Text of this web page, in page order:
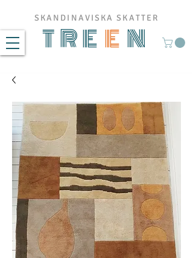
TRE E N
SKANDINAVISKA SKATTER